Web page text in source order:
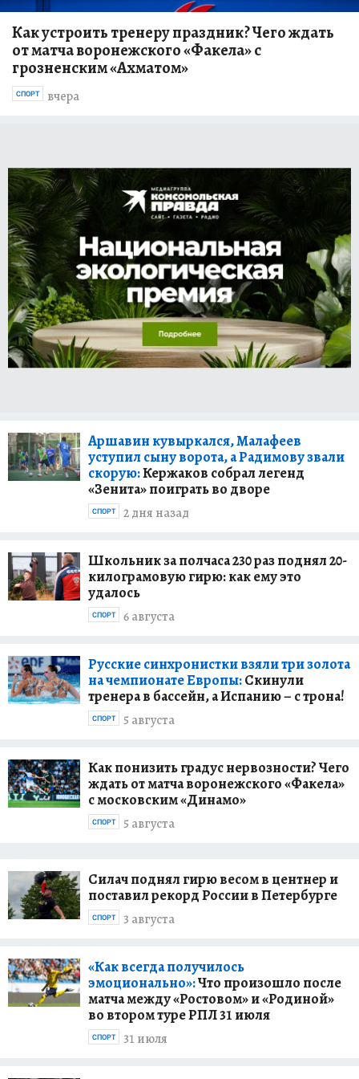
Как устроить тренеру праздник? Чего ждать
от матча воронежского «Факела» с
грозненским «Ахматом»
вчера
СПОРТ
Аршавин кувыркался, Малафеев
уступил сыну ворота, а Радимову звали
скорую:Кержаков собрал легенд
«Зенита» поиграть во дворе
2 дня назад
СПОРТ
Школьник за полчаса 230 раз поднял 20-
килограмовую гирю: как ему это
удалось
6 августа
СПОРТ
Русские синхронистки взяли три золота
на чемпионате Европы:Скинули
тренера в бассейн, а Испанию – с трона!
5 августа
СПОРТ
Как понизить градус нервозности? Чего
ждать от матча воронежского «Факела»
с московским «Динамо»
5 августа
СПОРТ
Силач поднял гирю весом в центнер и
поставил рекорд России в Петербурге
3 августа
СПОРТ
«Как всегда получилось
эмоционально»:Что произошло после
матча между «Ростовом» и «Родиной»
во втором туре РПЛ 31 июля
31 июля
СПОРТ